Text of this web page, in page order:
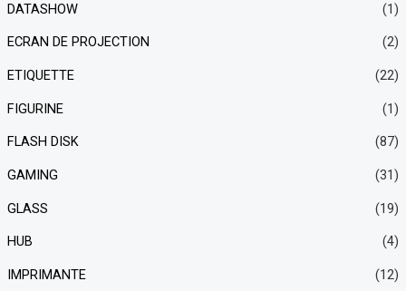
DATASHOW (1)
ECRAN DE PROJECTION (2)
ETIQUETTE (22)
FIGURINE (1)
FLASH DISK (87)
GAMING (31)
GLASS (19)
HUB (4)
IMPRIMANTE (12)